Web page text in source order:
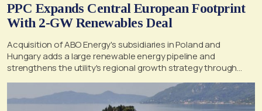
PPC Expands Central European Footprint
With 2-GW Renewables Deal
Acquisition of ABO Energy's subsidiaries in Poland and
Hungary adds a large renewable energy pipeline and
strengthens the utility's regional growth strategy through